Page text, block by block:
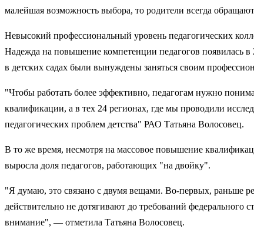
малейшая возможность выбора, то родители всегда
Невысокий профессиональный уровень педагогических
Надежда на повышение компетенции педагогов появилась в
в детских садах были вынуждены заняться своим
"Чтобы работать более эффективно, педагогам нужно
квалификации, а в тех 24 регионах, где мы проводили
педагогических проблем детства" РАО Татьяна Волосовец.
В то же время, несмотря на массовое повышение
выросла доля педагогов, работающих "на двойку".
"Я думаю, это связано с двумя вещами. Во-первых, раньше
действительно не дотягивают до требований
внимание", — отметила Татьяна Волосовец.